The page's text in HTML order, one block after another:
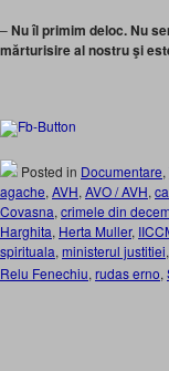
–Nu îl primim deloc. Nu
mărturisire al nostru şi
Posted in Documentare,
agache, AVH, AVO / AVH,
Covasna, crimele din
Harghita, Herta Muller,
spirituala, ministerul justitiei,
Relu Fenechiu, rudas erno,